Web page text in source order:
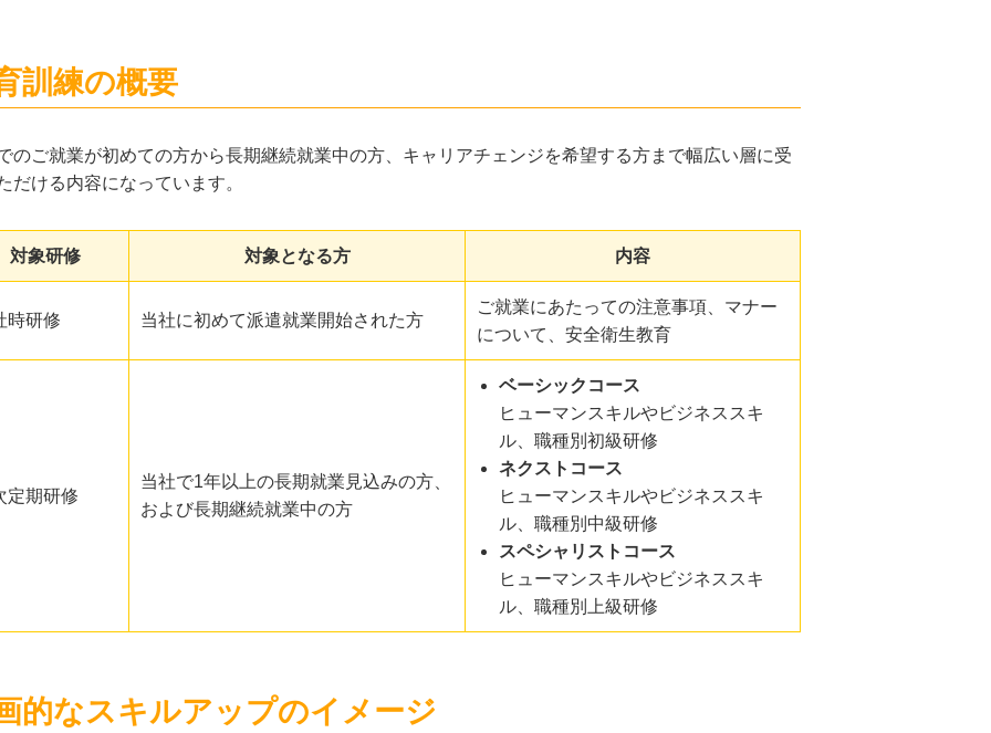
訓練の概要
のご就業が初めての方から長期継続就業中の方、キャリアチェンジを希望する方まで幅広い層に受
だける内容になっています。
対象研修 対象となる方 内容
時研修 当社に初めて派遣就業開始された方
ご就業にあたっての注意事項、マナー
について、安全衛生教育
定期研修
当社で1年以上の長期就業見込みの方、
および長期継続就業中の方
ベーシックコース
ヒューマンスキルやビジネススキ
ル、職種別初級研修
ネクストコース
ヒューマンスキルやビジネススキ
ル、職種別中級研修
スペシャリストコース
ヒューマンスキルやビジネススキ
ル、職種別上級研修
的なスキルアップのイメージ